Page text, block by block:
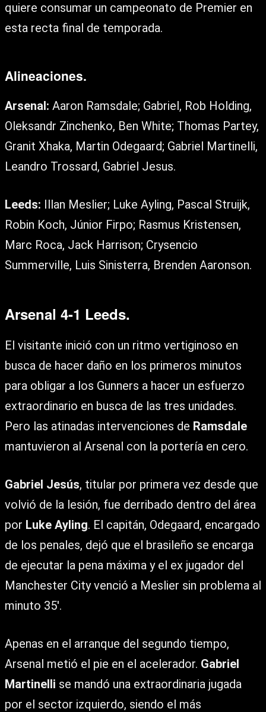
quiere consumar un campeonato de Premier en
esta recta final de temporada.
Alineaciones.
Arsenal: Aaron Ramsdale; Gabriel, Rob Holding,
Oleksandr Zinchenko, Ben White; Thomas Partey,
Granit Xhaka, Martin Odegaard; Gabriel Martinelli,
Leandro Trossard, Gabriel Jesus.
Leeds: Illan Meslier; Luke Ayling, Pascal Struijk,
Robin Koch, Júnior Firpo; Rasmus Kristensen,
Marc Roca, Jack Harrison; Crysencio
Summerville, Luis Sinisterra, Brenden Aaronson.
Arsenal 4-1 Leeds.
El visitante inició con un ritmo vertiginoso en
busca de hacer daño en los primeros minutos
para obligar a los Gunners a hacer un esfuerzo
extraordinario en busca de las tres unidades.
Pero las atinadas intervenciones de Ramsdale
mantuvieron al Arsenal con la portería en cero.
Gabriel Jesús, titular por primera vez desde que
volvió de la lesión, fue derribado dentro del área
por Luke Ayling. El capitán, Odegaard, encargado
de los penales, dejó que el brasileño se encarga
de ejecutar la pena máxima y el ex jugador del
Manchester City venció a Meslier sin problema al
minuto 35′.
Apenas en el arranque del segundo tiempo,
Arsenal metió el pie en el acelerador. Gabriel
Martinelli se mandó una extraordinaria jugada
por el sector izquierdo, siendo el más